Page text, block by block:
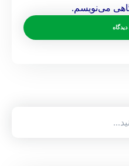
می‌نویسم.